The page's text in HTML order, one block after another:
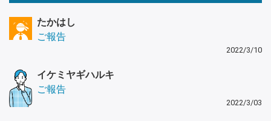
たかはし
ご報告
2022/3/10
イケミヤギハルキ
ご報告
2022/3/03